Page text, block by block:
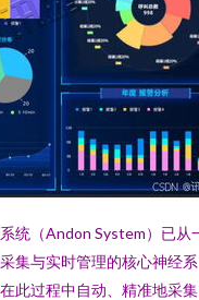
统（Andon System）已从
集与实时管理的核心神经系
此过程中自动、精准地采